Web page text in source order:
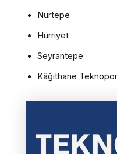
Nurtepe
Hürriyet
Seyrantepe
Kâğıthane